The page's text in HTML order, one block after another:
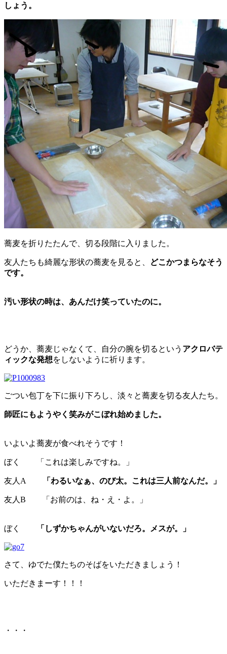
しょう。
蕎麦を折りたたんで、切る段階に入りました。
友人たちも綺麗な形状の蕎麦を見ると、
どこかつまらなそう
です。
汚い形状の時は、あんだけ笑っていたのに。
どうか、蕎麦じゃなくて、自分の腕を切るという アクロバテ
ィックな発想をしないように祈ります。
ごつい包丁を下に振り下ろし、淡々と蕎麦を切る友人たち。
師匠にもようやく笑みがこぼれ始めました。
いよいよ蕎麦が食べれそうです！
ぼく 「これは楽しみですね。」
友人A 「わるいなぁ、のび太。これは三人前なんだ。」
友人B 「お前のは、ね・え・よ。」
ぼく 「しずかちゃんがいないだろ。メスが。」
さて、ゆでた僕たちのそばをいただきましょう！
いただきまーす！！！
・・・